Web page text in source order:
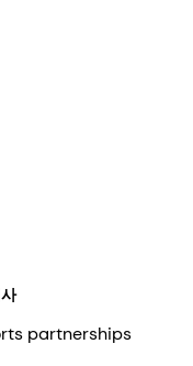
partnerships